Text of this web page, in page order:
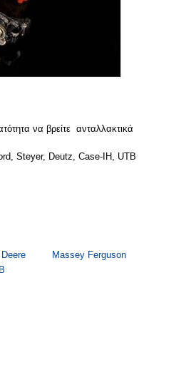
να βρείτε ανταλλακτικά
Steyer, Deutz, Case-IH, UTB
Massey Ferguson